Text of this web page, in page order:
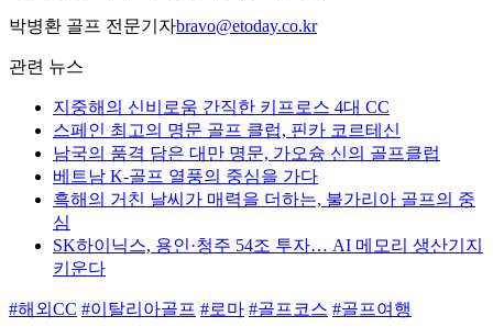
박병환 골프 전문기자bravo@etoday.co.kr
관련 뉴스
지중해의 신비로움 간직한 키프로스 4대 CC
스페인 최고의 명문 골프 클럽, 핀카 코르테신
남국의 품격 담은 대만 명문, 가오슝 신의 골프클럽
베트남 K-골프 열풍의 중심을 가다
흑해의 거친 날씨가 매력을 더하는, 불가리아 골프의 중
심
SK하이닉스, 용인·청주 54조 투자… AI 메모리 생산기지
키운다
#해외CC #이탈리아골프 #로마 #골프코스 #골프여행